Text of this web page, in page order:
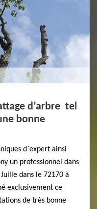
d’arbre tel
bonne
d`expert ainsi
un professionnel dans
dans le 72170 à
exclusivement ce
de très bonne